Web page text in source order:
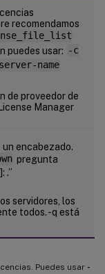
recomendamos
puedes usar: -c
name
de proveedor de
Manager
un encabezado.
pregunta
.”
servidores, los
todos. -q está
Puedes usar -